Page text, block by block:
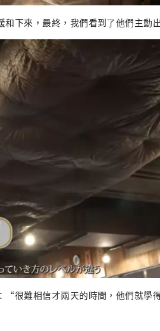
下來，最終，我們看到了他們主動
“很難相信才兩天的時間，他們就學